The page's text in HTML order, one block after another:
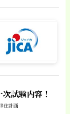
試験内容！
住計画